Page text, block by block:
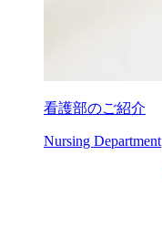
看護部のご紹介
Nursing Department